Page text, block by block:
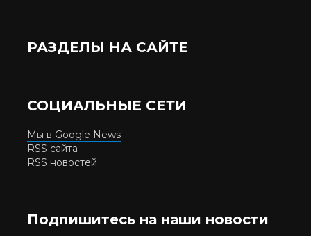
РАЗДЕЛЫ НА САЙТЕ
СОЦИАЛЬНЫЕ СЕТИ
Мы в Google News
RSS сайта
RSS новостей
Подпишитесь на наши новости